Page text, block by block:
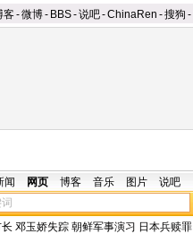
客-微博- BBS-说吧-ChinaRen -搜狗 -
闻 网页 博客 音乐 图片 说吧
邓玉娇失踪 朝鲜军事演习 日本兵赎罪